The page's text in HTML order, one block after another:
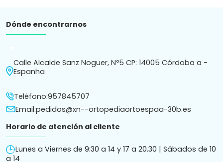
Dónde encontrarnos
Calle Alcalde Sanz Noguer, Nº5 CP: 14005 Córdoba a -
Espanha
Teléfono:957845707
Email:pedidos@xn--ortopediaortoespaa-30b.es
Horario de atención al cliente
Lunes a Viernes de 9:30 a 14 y 17 a 20.30 | Sábados de 10
a 14